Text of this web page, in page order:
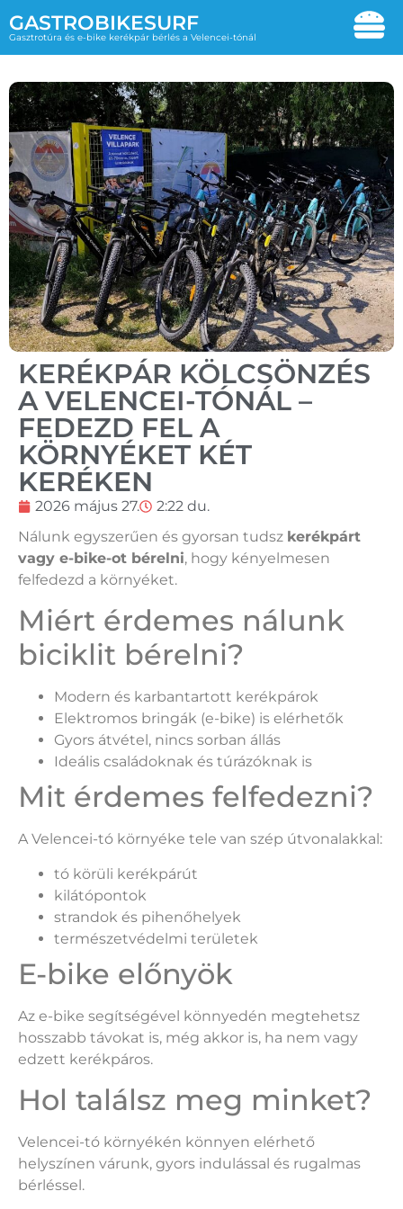
GASTROBIKESURF
Gasztrotúra és e-bike kerékpár bérlés a Velencei-tónál
KERÉKPÁR KÖLCSÖNZÉS
A VELENCEI-TÓNÁL –
FEDEZD FEL A
KÖRNYÉKET KÉT
KERÉKEN
2026 május 27.
2:22 du.
Nálunk egyszerűen és gyorsan tudsz kerékpárt
vagy e-bike-ot bérelni, hogy kényelmesen
felfedezd a környéket.
Miért érdemes nálunk
biciklit bérelni?
Modern és karbantartott kerékpárok
Elektromos bringák (e-bike) is elérhetők
Gyors átvétel, nincs sorban állás
Ideális családoknak és túrázóknak is
Mit érdemes felfedezni?
A Velencei-tó környéke tele van szép útvonalakkal:
tó körüli kerékpárút
kilátópontok
strandok és pihenőhelyek
természetvédelmi területek
E-bike előnyök
Az e-bike segítségével könnyedén megtehetsz
hosszabb távokat is, még akkor is, ha nem vagy
edzett kerékpáros.
Hol találsz meg minket?
Velencei-tó környékén könnyen elérhető
helyszínen várunk, gyors indulással és rugalmas
bérléssel.